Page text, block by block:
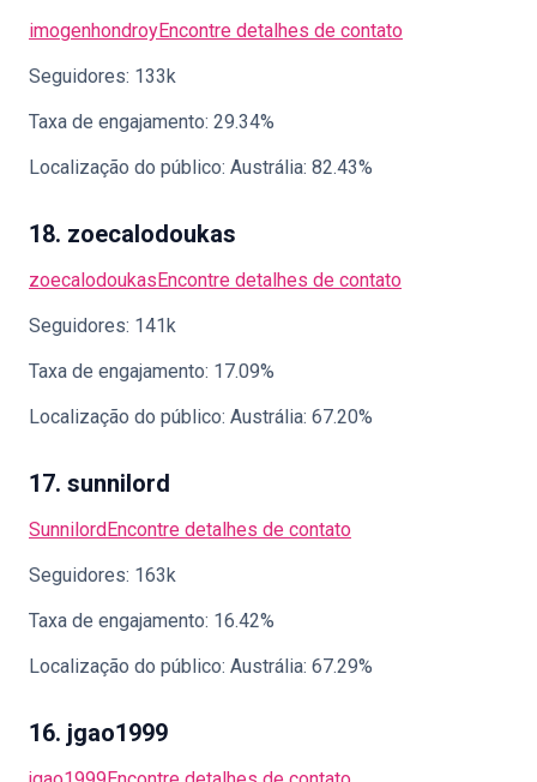
imogenhondroyEncontre detalhes de contato
Seguidores: 133k
Taxa de engajamento: 29.34%
Localização do público: Austrália: 82.43%
18. zoecalodoukas
zoecalodoukasEncontre detalhes de contato
Seguidores: 141k
Taxa de engajamento: 17.09%
Localização do público: Austrália: 67.20%
17. sunnilord
SunnilordEncontre detalhes de contato
Seguidores: 163k
Taxa de engajamento: 16.42%
Localização do público: Austrália: 67.29%
16. jgao1999